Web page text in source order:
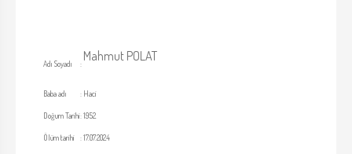
Adı Soyadı : Mahmut POLAT
Baba adı : Haci
Doğum Tarihi:1952
Ölüm tarihi :17.07.2024